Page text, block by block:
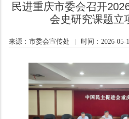
民进重庆市委会召开
会史研究课题立
来源：市委会宣传处 时间：2026-05-